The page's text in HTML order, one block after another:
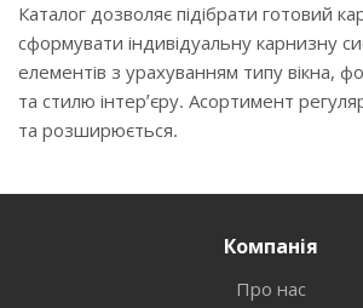
Каталог дозволяє підібрати готовий
сформувати індивідуальну карнизну
елементів з урахуванням типу вікна,
та стилю інтер’єру. Асортимент
та розширюється.
Компанія
Про нас